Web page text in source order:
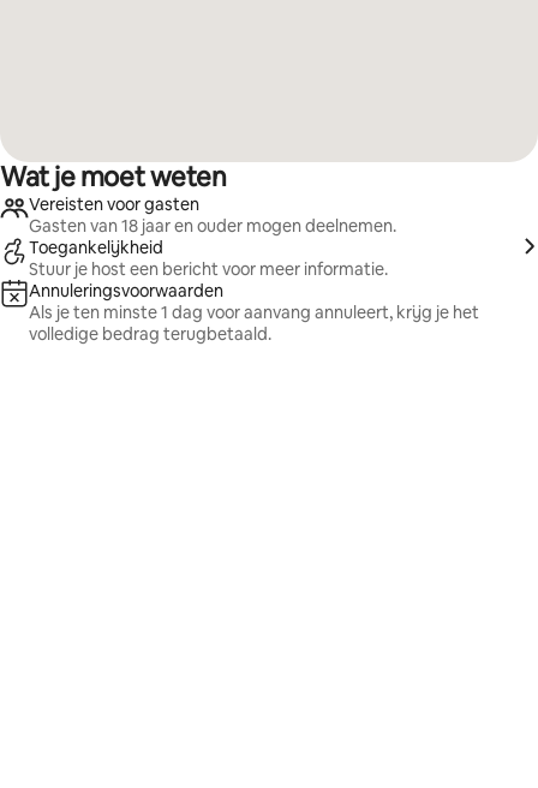
Wat je moet weten
Vereisten voor gasten
Gasten van 18 jaar en ouder mogen deelnemen.
Toegankelijkheid
Stuur je host een bericht voor meer informatie.
Annuleringsvoorwaarden
Als je ten minste 1 dag voor aanvang annuleert, krijg je het
volledige bedrag terugbetaald.